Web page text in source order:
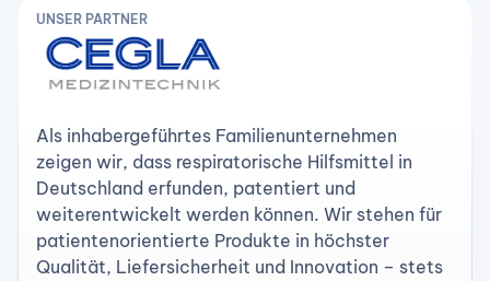
UNSER PARTNER
Als inhabergeführtes Familienunternehmen
zeigen wir, dass respiratorische Hilfsmittel in
Deutschland erfunden, patentiert und
weiterentwickelt werden können. Wir stehen für
patientenorientierte Produkte in höchster
Qualität, Liefersicherheit und Innovation – stets